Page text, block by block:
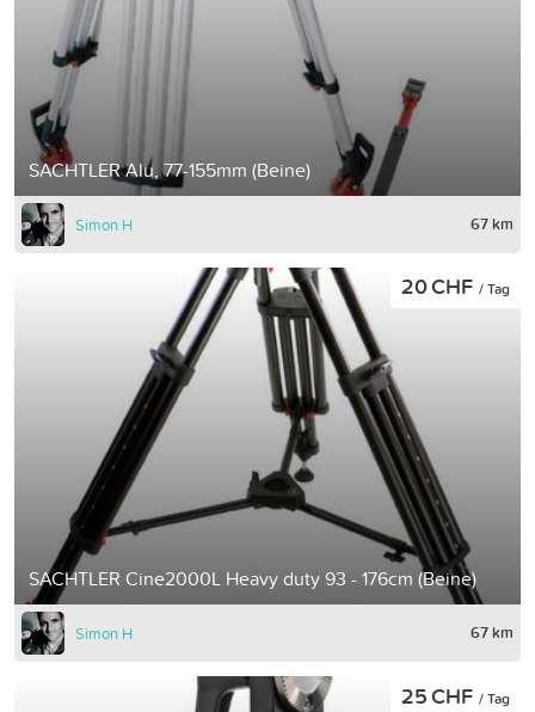
SACHTLER Alu, 77-155mm (Beine)
Simon H 67 km
SACHTLER Cine2000L Heavy duty 93 - 176cm (Beine)
20 CHF / Tag
Simon H 67 km
25 CHF / Tag